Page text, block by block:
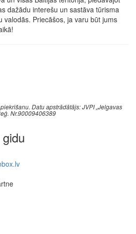
dažādu interešu un sastāva tūrisma
valodās. Priecāšos, ja varu būt jums
Datu apstrādātājs: JVPI „Jelgavas
Nr.90009406389